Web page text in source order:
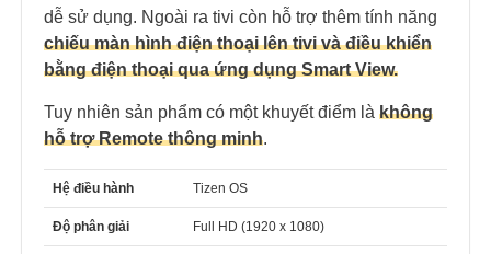
dễ sử dụng. Ngoài ra tivi còn hỗ trợ thêm tính năng
chiếu màn hình điện thoại lên tivi và điều khiển
bằng điện thoại qua ứng dụng Smart View.
Tuy nhiên sản phẩm có một khuyết điểm là không
hỗ trợ Remote thông minh.
Hệ điều hành Tizen OS
Độ phân giải Full HD (1920 x 1080)